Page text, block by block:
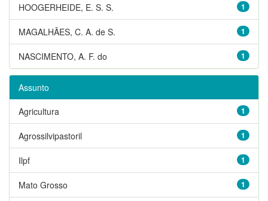
1
HOOGERHEIDE, E. S. S.
1
MAGALHÃES, C. A. de S.
1
NASCIMENTO, A. F. do
Assunto
1
Agricultura
1
Agrossilvipastoril
1
Ilpf
1
Mato Grosso